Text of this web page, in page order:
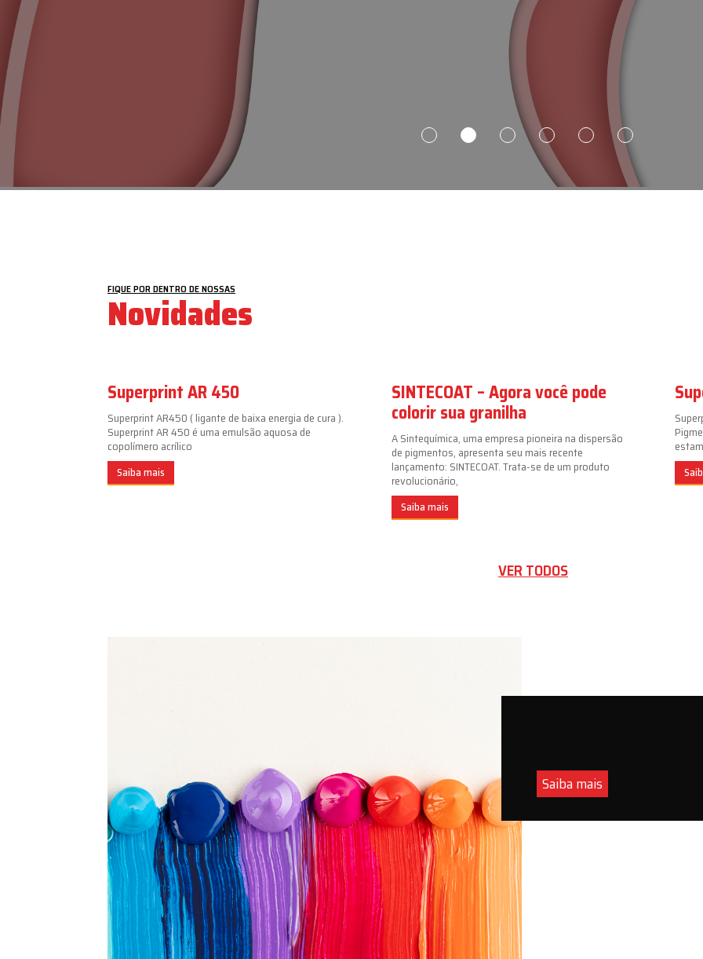
FIQUE POR DENTRO DE NOSSAS
Novidades
Superprint AR 450
Superprint AR450 ( ligante de baixa energia de cura ).
Superprint AR 450 é uma emulsão aquosa de
copolímero acrílico
Saiba mais
SINTECOAT – Agora você pode
colorir sua granilha
A Sintequímica, uma empresa pioneira na dispersão
de pigmentos, apresenta seu mais recente
lançamento: SINTECOAT. Trata-se de um produto
revolucionário,
Saiba mais
VER TODOS
Saiba mais